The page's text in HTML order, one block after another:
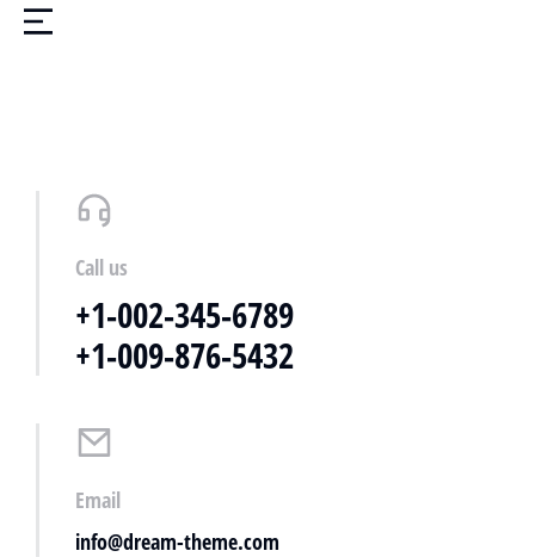
Call us
+1-002-345-6789
+1-009-876-5432
Email
info@dream-theme.com